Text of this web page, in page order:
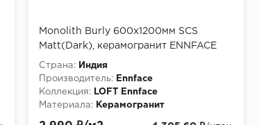
Monolith Burly 600х1200мм SCS
Matt(Dark), керамогранит ENNFACE
Страна:
Индия
Производитель:
Ennface
Коллекция:
LOFT Ennface
Материала:
Керамогранит